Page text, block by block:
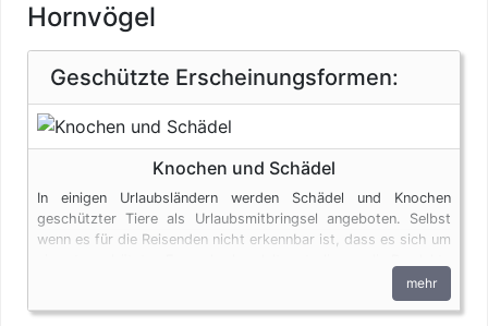
Hornvögel
Geschützte Erscheinungsformen:
Knochen und Schädel
In einigen Urlaubsländern werden Schädel und Knochen
geschützter Tiere als Urlaubsmitbringsel angeboten. Selbst
wenn es für die Reisenden nicht erkennbar ist, dass es sich um
den artenschutzrechtlichen Bestimmungen. Bei privaten
Einfuhren zum persönlichen Gebrauch sind bis zu vier
mehr